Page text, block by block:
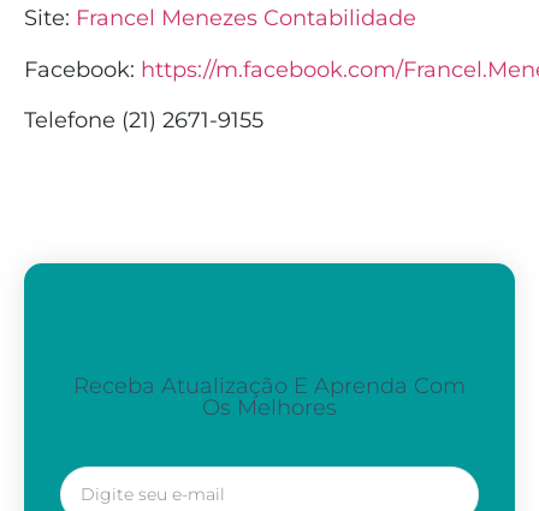
Site: Francel Menezes Contabilidade
Facebook: https://m.facebook.com/
Telefone (21) 2671-9155
Receba Atualização E Aprenda Com
Os Melhores